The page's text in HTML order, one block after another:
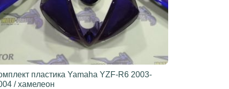
пластика Yamaha YZF-R6 2003-
/ хамелеон